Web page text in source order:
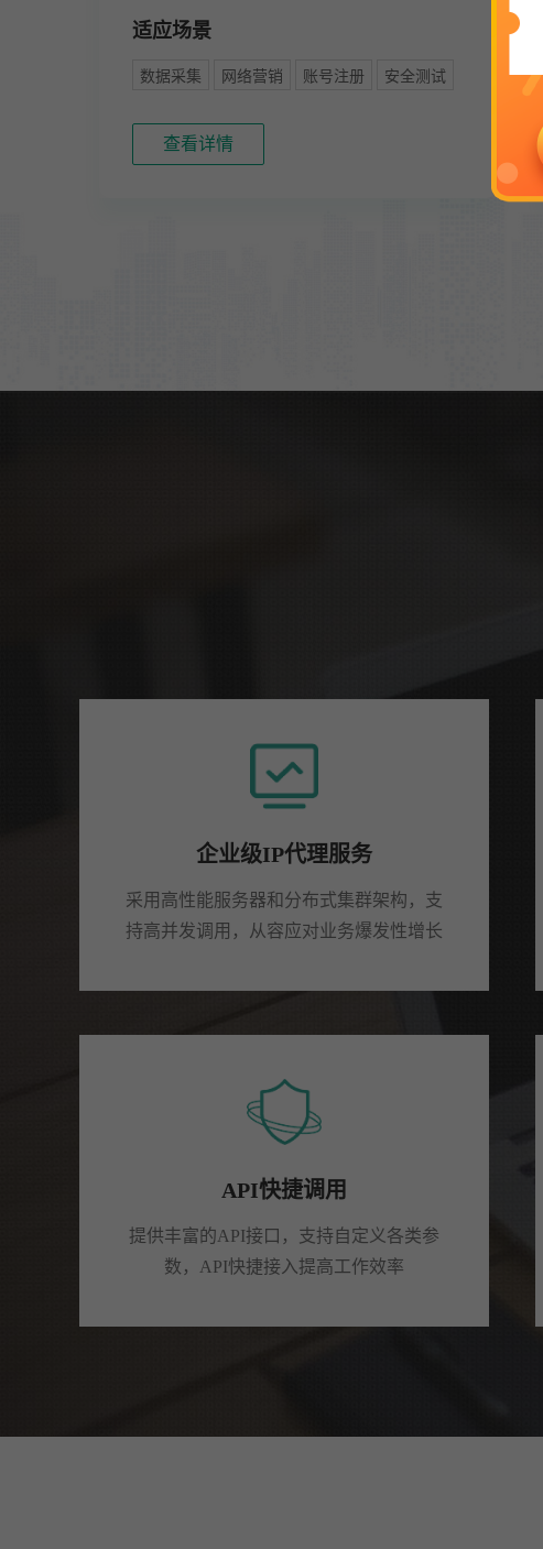
适应场景
数据采集 网络营销 账号注册 安全测试
查看详情
企业级IP代理服务
采用高性能服务器和分布式集群架构，支
持高并发调用，从容应对业务爆发性增长
API快捷调用
提供丰富的API接口，支持自定义各类参
数，API快捷接入提高工作效率